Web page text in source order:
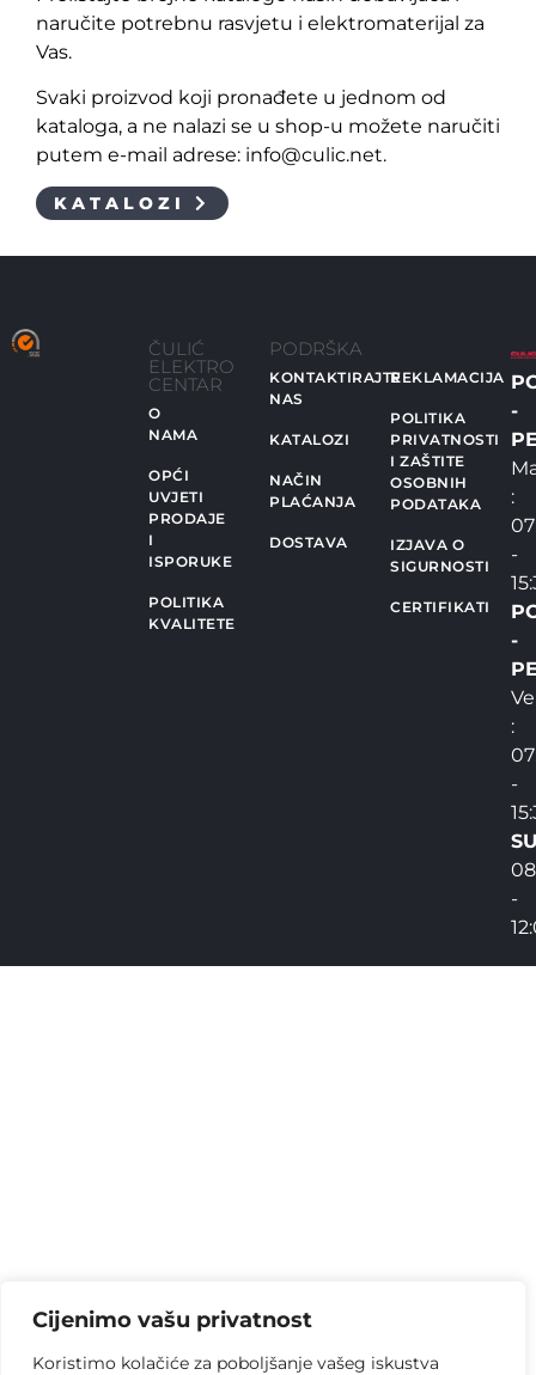
Cijenimo vašu privatnost
Koristimo kolačiće za poboljšanje vašeg iskustva
naručite potrebnu rasvjetu i elektromaterijal za
Vas.
Svaki proizvod koji pronađete u jednom od
kataloga, a ne nalazi se u shop-u možete naručiti
putem e-mail adrese: info@culic.net.
KATALOZI
ČULIĆ
ELEKTRO
CENTAR
O
NAMA
OPĆI
UVJETI
PRODAJE
I
ISPORUKE
POLITIKA
KVALITETE
PODRŠKA
KONTAKTIRAJTE
NAS
KATALOZI
NAČIN
PLAĆANJA
DOSTAVA
REKLAMACIJA
POLITIKA
PRIVATNOSTI
I ZAŠTITE
OSOBNIH
PODATAKA
IZJAVA O
SIGURNOSTI
CERTIFIKATI
-
:
-
-
:
-
-